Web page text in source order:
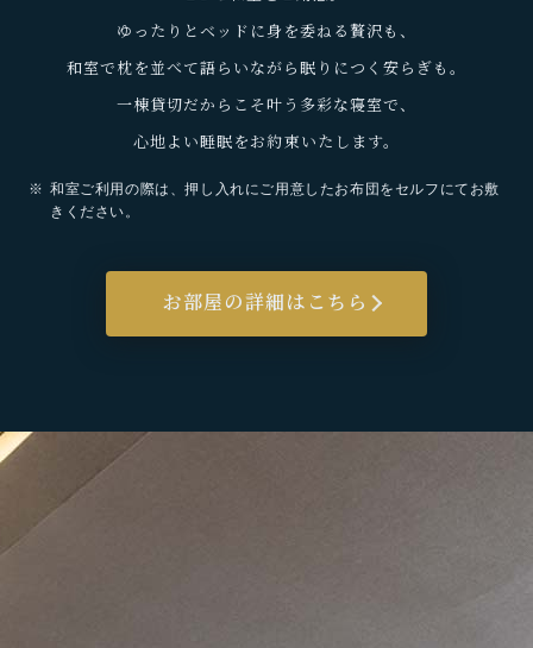
ゆったりとベッドに身を委ねる贅沢も、
和室で枕を並べて語らいながら眠りにつく安らぎも。
一棟貸切だからこそ叶う多彩な寝室で、
心地よい睡眠をお約束いたします。
和室ご利用の際は、押し入れにご用意したお布団をセルフにてお敷
きください。
お部屋の詳細はこちら